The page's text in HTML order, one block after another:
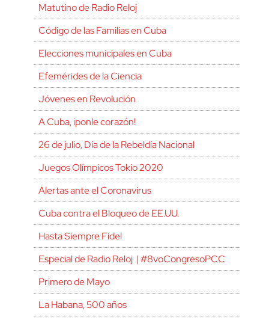
Matutino de Radio Reloj
Código de las Familias en Cuba
Elecciones municipales en Cuba
Efemérides de la Ciencia
Jóvenes en Revolución
A Cuba, ¡ponle corazón!
26 de julio, Día de la Rebeldía Nacional
Juegos Olímpicos Tokio 2020
Alertas ante el Coronavirus
Cuba contra el Bloqueo de EE.UU.
Hasta Siempre Fidel
Especial de Radio Reloj | #8voCongresoPCC
Primero de Mayo
La Habana, 500 años